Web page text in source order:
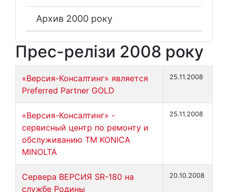
Архив 2000 року
Прес-релізи 2008 року
«Версия-Консалтинг» является
Preferred Partner GOLD
25.11.2008
«Версия-Консалтинг» -
сервисный центр по ремонту и
обслуживанию ТМ KONICA
MINOLTA
25.11.2008
Сервера ВЕРСИЯ SR-180 на
службе Родины
20.10.2008